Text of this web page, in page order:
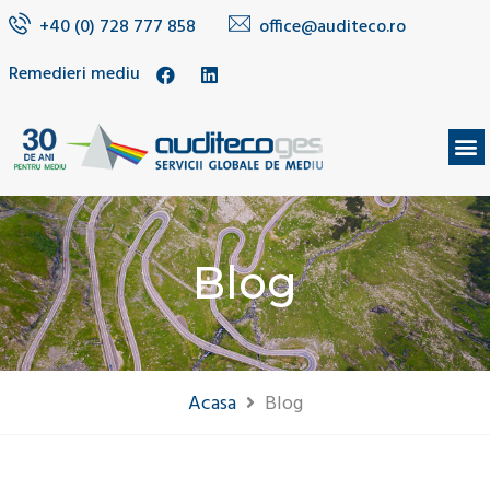
+40 (0) 728 777 858
office@auditeco.ro
Remedieri mediu
Blog
Acasa Blog